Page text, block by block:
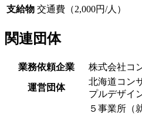
支給物 交通費（2,000円/人）
関連団体
業務依頼企業 株式会社コ
運営団体
北海道コン
プルデザイ
５事業所（